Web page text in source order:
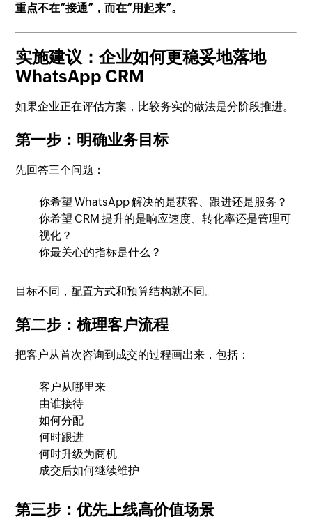
重点不在“接通”，而在“用起来”。
实施建议：企业如何更稳妥地落地
WhatsApp CRM
如果企业正在评估方案，比较务实的做法是分阶段推进。
第一步：明确业务目标
先回答三个问题：
你希望 WhatsApp 解决的是获客、跟进还是服务？
你希望 CRM 提升的是响应速度、转化率还是管理可
视化？
你最关心的指标是什么？
目标不同，配置方式和预算结构就不同。
第二步：梳理客户流程
把客户从首次咨询到成交的过程画出来，包括：
客户从哪里来
由谁接待
如何分配
何时跟进
何时升级为商机
成交后如何继续维护
第三步：优先上线高价值场景